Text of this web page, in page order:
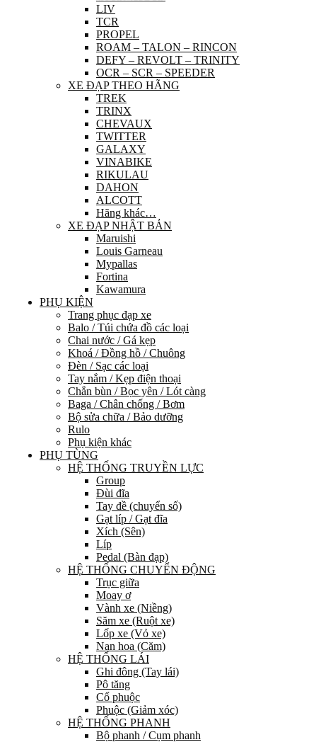
LIV
TCR
PROPEL
ROAM – TALON – RINCON
DEFY – REVOLT – TRINITY
OCR – SCR – SPEEDER
XE ĐẠP THEO HÃNG
TREK
TRINX
CHEVAUX
TWITTER
GALAXY
VINABIKE
RIKULAU
DAHON
ALCOTT
Hãng khác…
XE ĐẠP NHẬT BẢN
Maruishi
Louis Garneau
Mypallas
Fortina
Kawamura
PHỤ KIỆN
Trang phục đạp xe
Balo / Túi chứa đồ các loại
Chai nước / Gá kẹp
Khoá / Đồng hồ / Chuông
Đèn / Sạc các loại
Tay nắm / Kẹp điện thoại
Chắn bùn / Bọc yên / Lót càng
Baga / Chân chống / Bơm
Bộ sửa chữa / Bảo dưỡng
Rulo
Phụ kiện khác
PHỤ TÙNG
HỆ THỐNG TRUYỀN LỰC
Group
Đùi đĩa
Tay đề (chuyển số)
Gạt líp / Gạt đĩa
Xích (Sên)
Líp
Pedal (Bàn đạp)
HỆ THỐNG CHUYỂN ĐỘNG
Trục giữa
Moay ơ
Vành xe (Niềng)
Săm xe (Ruột xe)
Lốp xe (Vỏ xe)
Nan hoa (Căm)
HỆ THỐNG LÁI
Ghi đông (Tay lái)
Pô tăng
Cổ phuộc
Phuộc (Giảm xóc)
HỆ THỐNG PHANH
Bộ phanh / Cụm phanh